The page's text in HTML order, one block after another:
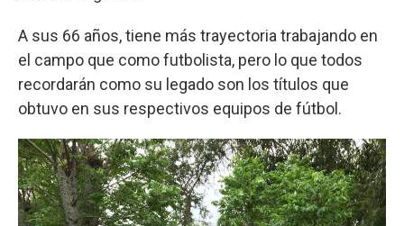
A sus 66 años, tiene más trayectoria trabajando en
el campo que como futbolista, pero lo que todos
recordarán como su legado son los títulos que
obtuvo en sus respectivos equipos de fútbol.